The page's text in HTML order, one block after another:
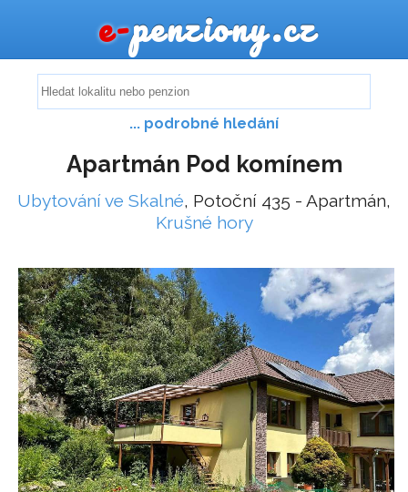
e-penziony.cz
... podrobné hledání
Apartmán Pod komínem
Ubytování ve Skalné, Potoční 435 - Apartmán,
Krušné hory